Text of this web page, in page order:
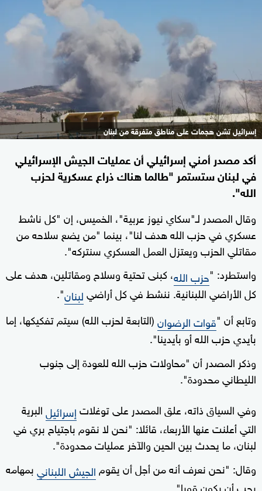
إسرائيل تشن هجمات على مناطق متفرقة من لبنان
أكد مصدر أمني إسرائيلي أن عمليات الجيش الإسرائيلي
في لبنان ستستمر "طالما هناك ذراع عسكرية لحزب
الله".
وقال المصدر لـ"سكاي نيوز عربية"، الخميس، إن "كل ناشط
عسكري في حزب الله هدف لنا"، بينما "من يضع سلاحه من
مقاتلي الحزب ويعتزل العمل العسكري سنتركه".
واستطرد: "حزب الله، كبنى تحتية وسلاح ومقاتلين، هدف على
كل الأراضي اللبنانية. ننشط في كل أراضيلبنان".
وتابع أن "قوات الرضوان(التابعة لحزب الله) سيتم تفكيكها، إما
بأيدي حزب الله أو بأيدينا".
وذكر المصدر أن "محاولات حزب الله للعودة إلى جنوب
الليطاني محدودة".
وفي السياق ذاته، علق المصدر على توغلاتإسرائيلالبرية
التي أعلنت عنها الأربعاء، قائلا: "نحن لا نقوم باجتياح بري في
لبنان، ما يحدث بين الحين والآخر عمليات محدودة".
وقال: "نحن نعرف أنه من أجل أن يقوم الجيش اللبنانيبمهامه
يجب أن يكون قويا".